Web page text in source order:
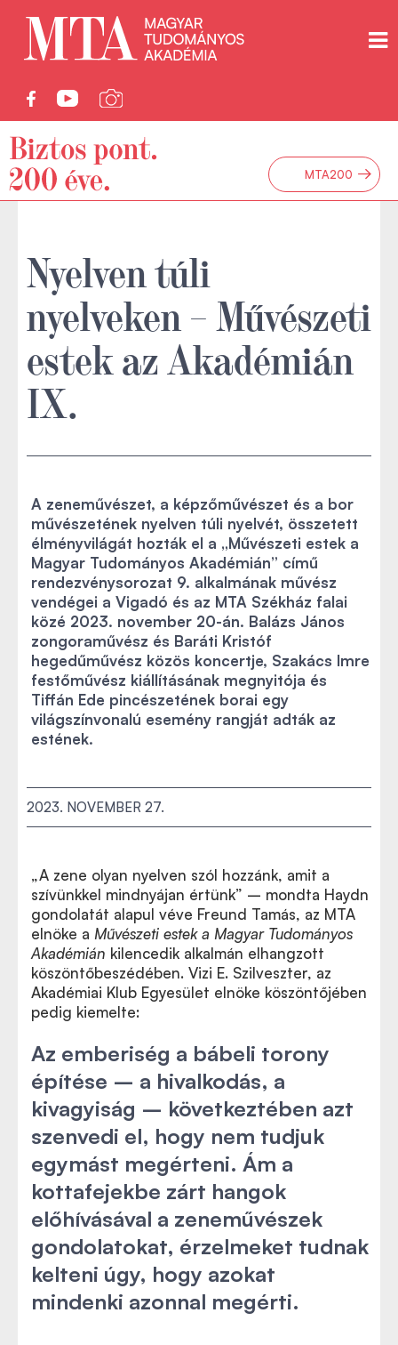
MTA200 →
Nyelven túli
nyelveken – Művészeti
estek az Akadémián
IX.
A zeneművészet, a képzőművészet és a bor
művészetének nyelven túli nyelvét, összetett
élményvilágát hozták el a „Művészeti estek a
Magyar Tudományos Akadémián” című
rendezvénysorozat 9. alkalmának művész
vendégei a Vigadó és az MTA Székház falai
közé 2023. november 20-án. Balázs János
zongoraművész és Baráti Kristóf
hegedűművész közös koncertje, Szakács Imre
festőművész kiállításának megnyitója és
Tiffán Ede pincészetének borai egy
világszínvonalú esemény rangját adták az
estének.
2023. NOVEMBER 27.
„A zene olyan nyelven szól hozzánk, amit a
szívünkkel mindnyájan értünk” – mondta Haydn
gondolatát alapul véve Freund Tamás, az MTA
elnöke a Művészeti estek a Magyar Tudományos
Akadémián kilencedik alkalmán elhangzott
köszöntőbeszédében. Vizi E. Szilveszter, az
Akadémiai Klub Egyesület elnöke köszöntőjében
pedig kiemelte:
Az emberiség a bábeli torony
építése – a hivalkodás, a
kivagyiság – következtében azt
szenvedi el, hogy nem tudjuk
egymást megérteni. Ám a
kottafejekbe zárt hangok
előhívásával a zeneművészek
gondolatokat, érzelmeket tudnak
kelteni úgy, hogy azokat
mindenki azonnal megérti.